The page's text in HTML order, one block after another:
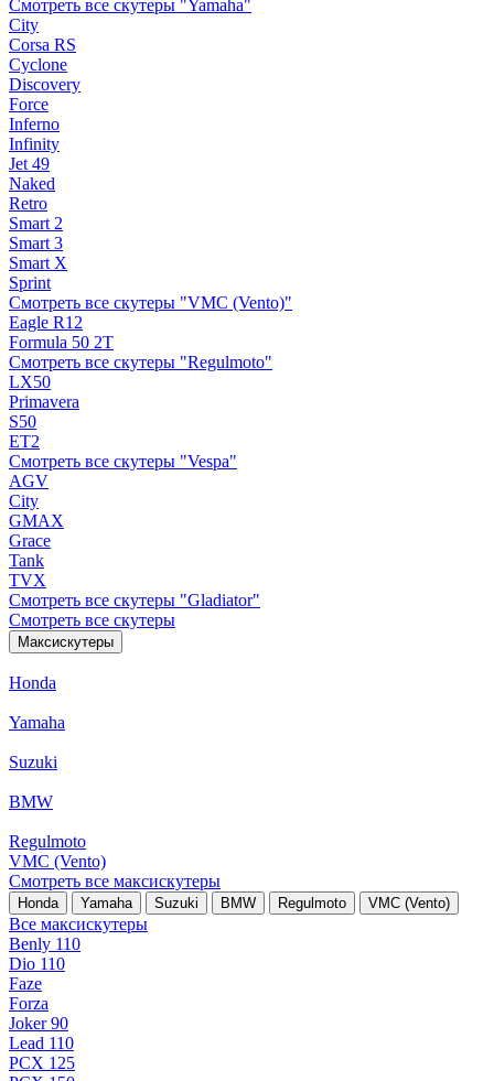
Смотреть все скутеры "Yamaha"
City
Corsa RS
Cyclone
Discovery
Force
Inferno
Infinity
Jet 49
Naked
Retro
Smart 2
Smart 3
Smart X
Sprint
Смотреть все скутеры "VMC (Vento)"
Eagle R12
Formula 50 2Т
Смотреть все скутеры "Regulmoto"
LX50
Primavera
S50
ET2
Смотреть все скутеры "Vespa"
AGV
City
GMAX
Grace
Tank
TVX
Смотреть все скутеры "Gladiator"
Смотреть все скутеры
Максискутеры
Honda
Yamaha
Suzuki
BMW
Regulmoto
VMC (Vento)
Смотреть все максискутеры
Honda Yamaha Suzuki BMW Regulmoto VMC (Vento)
Все максискутеры
Benly 110
Dio 110
Faze
Forza
Joker 90
Lead 110
PCX 125